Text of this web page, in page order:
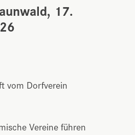
17.
vom Dorfverein
Vereine führen